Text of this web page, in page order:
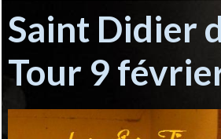
Saint Didier
Tour 9